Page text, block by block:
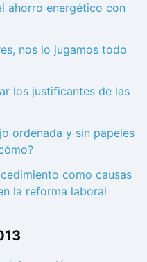
ahorro energético con
nos lo jugamos todo
los justificantes de las
ordenada y sin papeles
como causas
la reforma laboral